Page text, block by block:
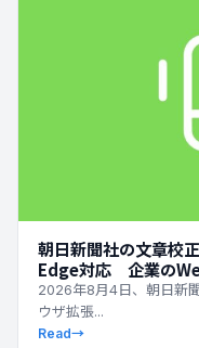
朝日新聞社の文章校
Edge対応 企業の
2026年8月4日、朝日新
ウザ拡張...
Read→